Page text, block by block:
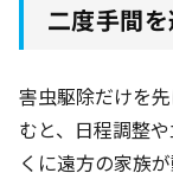
二度手間
害虫駆除だけを
むと、日程調整
くに遠方の家族